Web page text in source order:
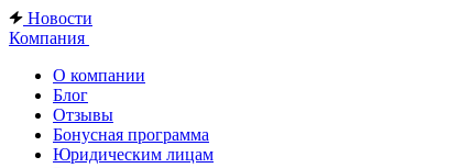
Новости
Компания
О компании
Блог
Отзывы
Бонусная программа
Юридическим лицам